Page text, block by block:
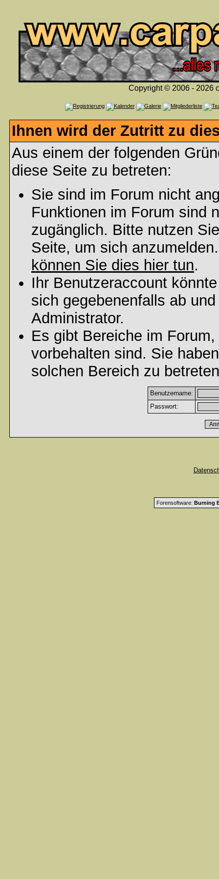
Copyright © 2006 - 2026
Ihnen wird der Zutritt zu
Aus einem der folgenden
diese Seite zu betreten:
Sie sind im Forum nicht
Funktionen im Forum sind
zugänglich. Bitte nutzen
Seite, um sich
können Sie dies hier tun.
Ihr Benutzeraccount
sich gegebenenfalls ab
Administrator.
Es gibt Bereiche im
vorbehalten sind. Sie
solchen Bereich zu
Benutzername:
Passwort:
Forensoftware: Burning